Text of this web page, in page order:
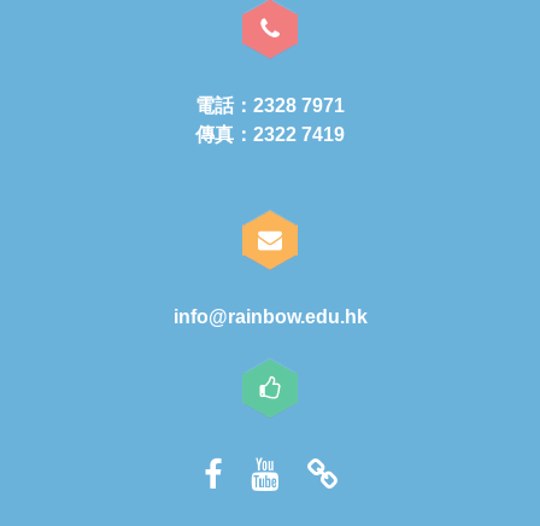
電話：2328 7971
傳真：2322 7419
info@rainbow.edu.hk